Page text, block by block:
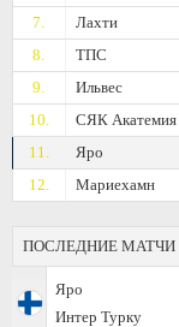
7.
Лахти
8.
ТПС
9.
Ильвес
10.
СЯК Акатемия
11.
Яро
12.
Мариехамн
ПОСЛЕДНИЕ МАТЧИ
Яро
Интер Турку